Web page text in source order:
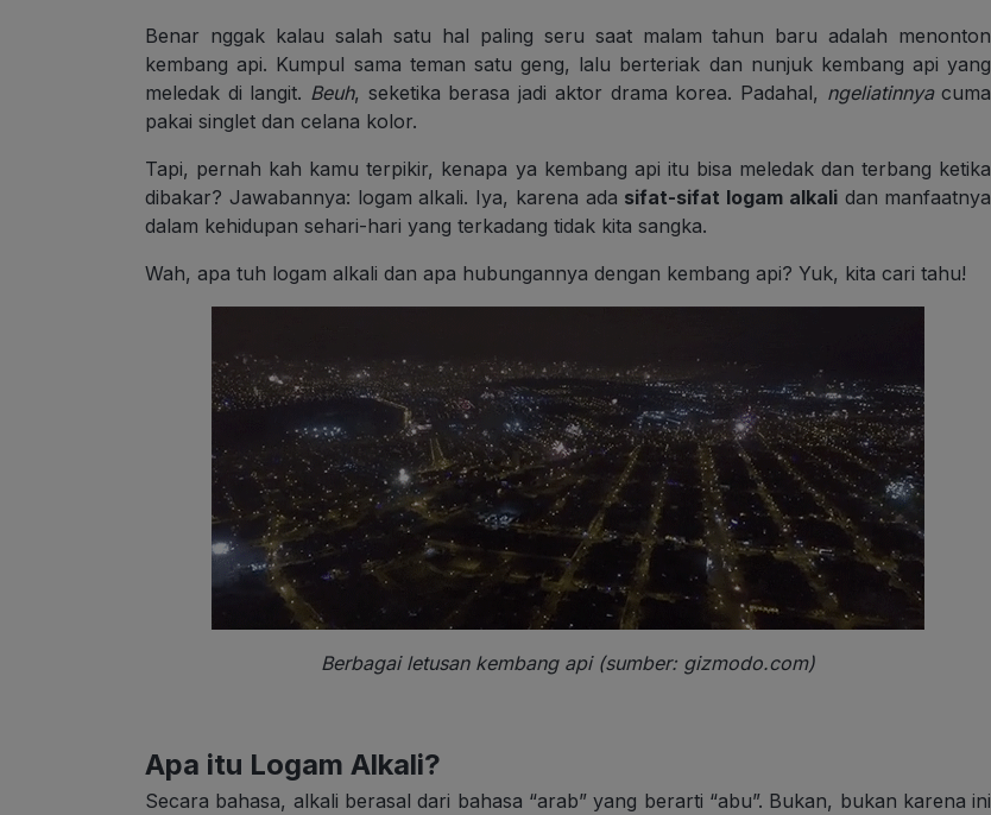
Benar nggak kalau salah satu hal paling seru saat malam tahun baru adalah menonton
kembang api. Kumpul sama teman satu geng, lalu berteriak dan nunjuk kembang api yang
meledak di langit. Beuh, seketika berasa jadi aktor drama korea. Padahal, ngeliatinnyacuma
pakai singlet dan celana kolor.
Tapi, pernah kah kamu terpikir, kenapa ya kembang api itu bisa meledak dan terbang ketika
dibakar? Jawabannya: logam alkali. Iya, karena ada sifat-sifat logam alkalidan manfaatnya
dalam kehidupan sehari-hari yang terkadang tidak kita sangka.
Wah, apa tuh logam alkali dan apa hubungannya dengan kembang api? Yuk, kita cari tahu!
Berbagai letusan kembang api (sumber: gizmodo.com)
Apa itu Logam Alkali?
Secara bahasa, alkali berasal dari bahasa “arab” yang berarti “abu”. Bukan, bukan karena ini